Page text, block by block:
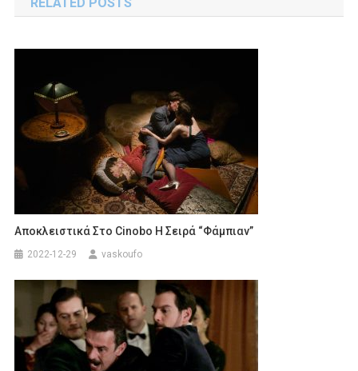
RELATED POSTS
Αποκλειστικά Στο Cinobo Η Σειρά “Φάμπιαν”
2022-12-29 vaskoufo